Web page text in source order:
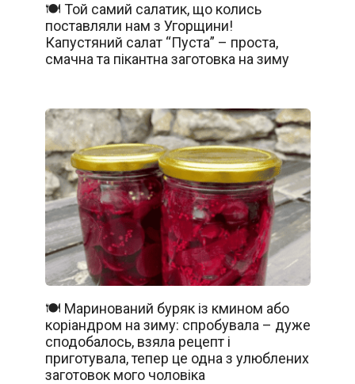
🍽️ Той самий салатик, що колись
поставляли нам з Угорщини!
Капустяний салат “Пуста” – проста,
смачна та пікантна заготовка на зиму
🍽️ Маринований буряк із кмином або
коріандром на зиму: спробувала – дуже
сподобалось, взяла рецепт і
приготувала, тепер це одна з улюблених
заготовок мого чоловіка